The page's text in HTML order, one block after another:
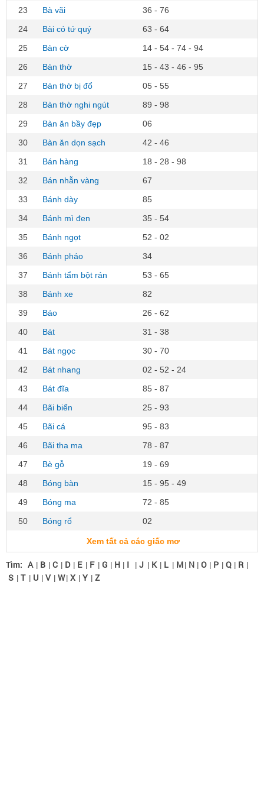
23
Bà vãi
36 - 76
24
Bài có tứ quý
63 - 64
25
Bàn cờ
14 - 54 - 74 - 94
26
Bàn thờ
15 - 43 - 46 - 95
27
Bàn thờ bị đổ
05 - 55
28
Bàn thờ nghi ngút
89 - 98
29
Bàn ăn bầy đẹp
06
30
Bàn ăn dọn sạch
42 - 46
31
Bán hàng
18 - 28 - 98
32
Bán nhẫn vàng
67
33
Bánh dày
85
34
Bánh mì đen
35 - 54
35
Bánh ngọt
52 - 02
36
Bánh pháo
34
37
Bánh tẩm bột rán
53 - 65
38
Bánh xe
82
39
Báo
26 - 62
40
Bát
31 - 38
41
Bát ngọc
30 - 70
42
Bát nhang
02 - 52 - 24
43
Bát đĩa
85 - 87
44
Bãi biển
25 - 93
45
Bãi cá
95 - 83
46
Bãi tha ma
78 - 87
47
Bè gỗ
19 - 69
48
Bóng bàn
15 - 95 - 49
49
Bóng ma
72 - 85
50
Bóng rổ 02
Xem tất cả các giấc mơ
Tìm: A | B | C | D | E | F | G | H | I | J | K | L | M| N | O | P | Q | R |
S | T | U | V | W| X | Y | Z